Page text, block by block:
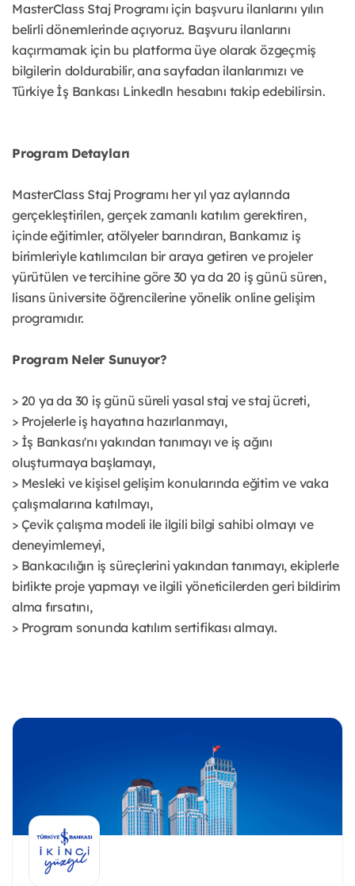
MasterClass Staj Programı için başvuru ilanlarını yılın
belirli dönemlerinde açıyoruz. Başvuru ilanlarını
kaçırmamak için bu platforma üye olarak özgeçmiş
bilgilerin doldurabilir, ana sayfadan ilanlarımızı ve
Türkiye İş Bankası Linkedln hesabını takip edebilirsin.
Program Detayları
MasterClass Staj Programı her yıl yaz aylarında
gerçekleştirilen, gerçek zamanlı katılım gerektiren,
içinde eğitimler, atölyeler barındıran, Bankamız iş
birimleriyle katılımcıları bir araya getiren ve projeler
yürütülen ve tercihine göre 30 ya da 20 iş günü süren,
lisans üniversite öğrencilerine yönelik online gelişim
programıdır.
Program Neler Sunuyor?
> 20 ya da 30 iş günü süreli yasal staj ve staj ücreti,
> Projelerle iş hayatına hazırlanmayı,
> İş Bankası'nı yakından tanımayı ve iş ağını
oluşturmaya başlamayı,
> Mesleki ve kişisel gelişim konularında eğitim ve vaka
çalışmalarına katılmayı,
> Çevik çalışma modeli ile ilgili bilgi sahibi olmayı ve
deneyimlemeyi,
> Bankacılığın iş süreçlerini yakından tanımayı, ekiplerle
birlikte proje yapmayı ve ilgili yöneticilerden geri bildirim
alma fırsatını,
> Program sonunda katılım sertifikası almayı.